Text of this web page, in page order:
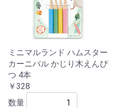
ミニマルランド ハムスター
カーニバル かじり木えんぴ
つ 4本
￥328
数量